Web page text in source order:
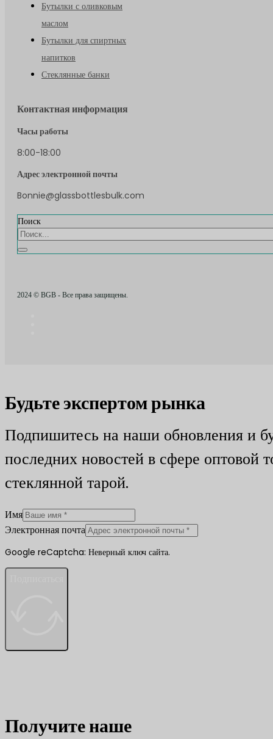
Бутылки с оливковым
маслом
Бутылки для спиртных
напитков
Стеклянные банки
Контактная информация
Часы работы
8:00-18:00
Адрес электронной почты
Bonnie@glassbottlesbulk.com
Поиск
2024 © BGB - Все права защищены.
Будьте экспертом рынка
Подпишитесь на наши обновления и
последних новостей в сфере оптовой
стеклянной тарой.
Имя
Электронная почта
Google reCaptcha: Неверный ключ сайта.
Получите наше